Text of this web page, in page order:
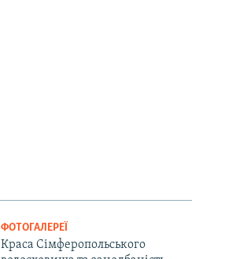
ФОТОГАЛЕРЕЇ
Краса Сімферопольського